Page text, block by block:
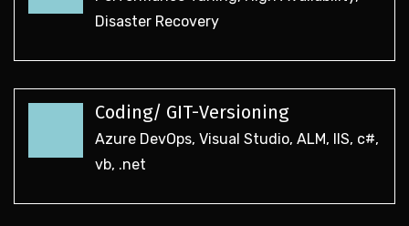
Disaster Recovery
Coding/ GIT-Versioning
Azure DevOps, Visual Studio, ALM, IIS, c#,
vb, .net